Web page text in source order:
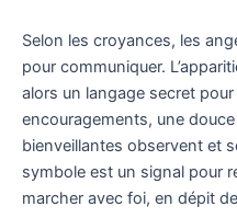
Selon les croyances, les
pour communiquer.
alors un langage secret
encouragements, une
bienveillantes observent et
symbole est un signal pour
marcher avec foi, en dépit